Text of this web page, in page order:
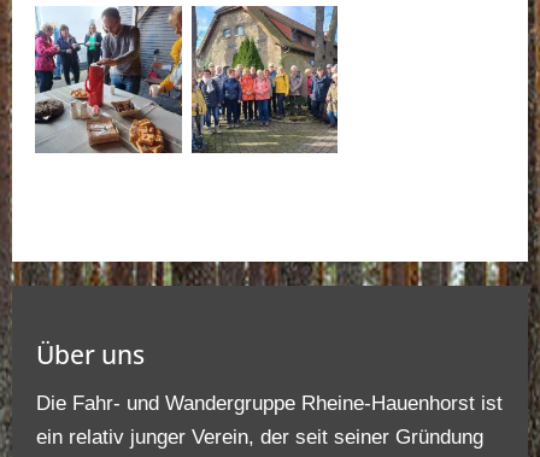
Über uns
Die Fahr- und Wandergruppe Rheine-Hauenhorst ist
ein relativ junger Verein, der seit seiner Gründung